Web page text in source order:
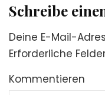
Schreibe
Deine E-Mail-
Erforderliche
Kommentieren